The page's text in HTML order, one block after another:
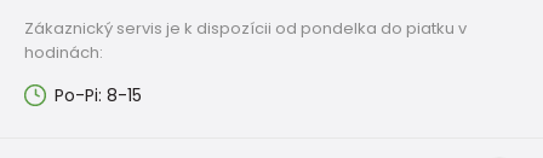
Zákaznický servis je k dispozícii od pondelka do piatku v
hodinách:
Po-Pi: 8-15